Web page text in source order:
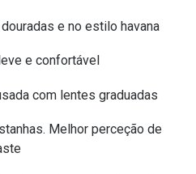
e no estilo havana
e confortável
com lentes graduadas
Melhor perceção de